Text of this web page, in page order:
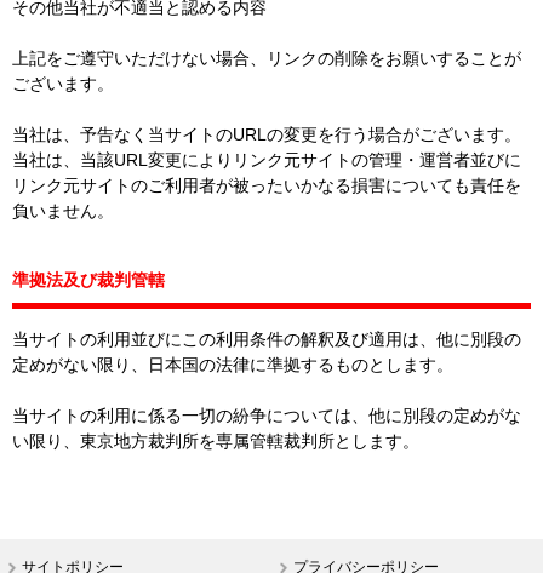
その他当社が不適当と認める内容
上記をご遵守いただけない場合、リンクの削除をお願いすることが
ございます。
当社は、予告なく当サイトのURLの変更を行う場合がございます。
当社は、当該URL変更によりリンク元サイトの管理・運営者並びに
リンク元サイトのご利用者が被ったいかなる損害についても責任を
負いません。
準拠法及び裁判管轄
当サイトの利用並びにこの利用条件の解釈及び適用は、他に別段の
定めがない限り、日本国の法律に準拠するものとします。
当サイトの利用に係る一切の紛争については、他に別段の定めがな
い限り、東京地方裁判所を専属管轄裁判所とします。
サイトポリシー プライバシーポリシー